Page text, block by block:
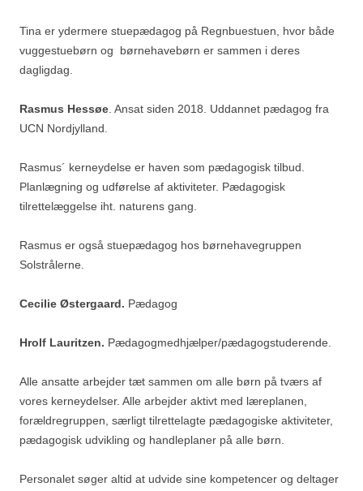
Tina er ydermere stuepædagog på Regnbuestuen, hvor både
vuggestuebørn og børnehavebørn er sammen i deres
dagligdag.
Rasmus Hessøe. Ansat siden 2018. Uddannet pædagog fra
UCN Nordjylland.
Rasmus´ kerneydelse er haven som pædagogisk tilbud.
Planlægning og udførelse af aktiviteter. Pædagogisk
tilrettelæggelse iht. naturens gang.
Rasmus er også stuepædagog hos børnehavegruppen
Solstrålerne.
Cecilie Østergaard. Pædagog
Hrolf Lauritzen. Pædagogmedhjælper/pædagogstuderende.
Alle ansatte arbejder tæt sammen om alle børn på tværs af
vores kerneydelser. Alle arbejder aktivt med læreplanen,
forældregruppen, særligt tilrettelagte pædagogiske aktiviteter,
pædagogisk udvikling og handleplaner på alle børn.
Personalet søger altid at udvide sine kompetencer og deltager